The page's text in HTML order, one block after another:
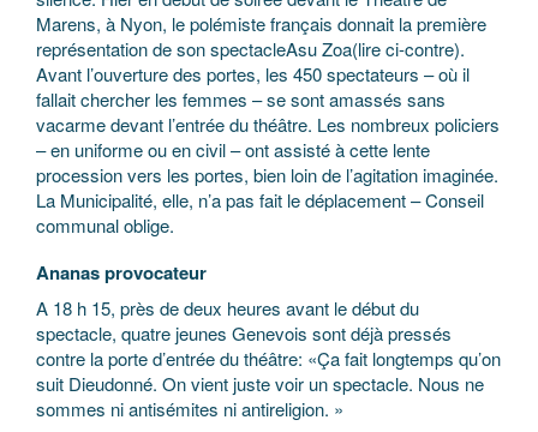
Marens, à Nyon, le polémiste français donnait la première
représentation de son spectacleAsu Zoa(lire ci-contre).
Avant l’ouverture des portes, les 450 spectateurs – où il
fallait chercher les femmes – se sont amassés sans
vacarme devant l’entrée du théâtre. Les nombreux policiers
– en uniforme ou en civil – ont assisté à cette lente
procession vers les portes, bien loin de l’agitation imaginée.
La Municipalité, elle, n’a pas fait le déplacement – Conseil
communal oblige.
Ananas provocateur
A 18 h 15, près de deux heures avant le début du
spectacle, quatre jeunes Genevois sont déjà pressés
contre la porte d’entrée du théâtre: «Ça fait longtemps qu’on
suit Dieudonné. On vient juste voir un spectacle. Nous ne
sommes ni antisémites ni antireligion. »